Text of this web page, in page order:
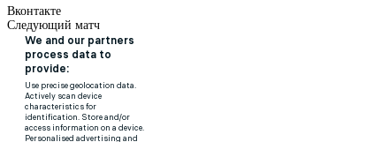
Вконтакте
Следующий матч